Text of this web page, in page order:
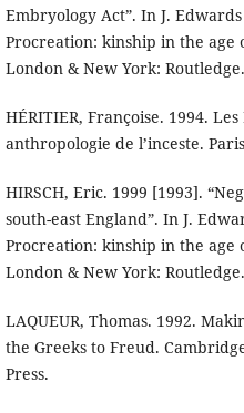
Embryology Act”. In J.
Procreation: kinship in the age
London & New York: Routledge.
HÉRITIER, Françoise. 1994.
anthropologie de l’inceste.
HIRSCH, Eric. 1999 [1993].
south-east England”. In J.
Procreation: kinship in the age
London & New York: Routledge.
LAQUEUR, Thomas. 1992.
the Greeks to Freud.
Press.